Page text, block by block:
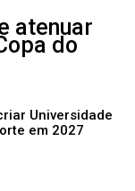
atenuar
do
Universidade
em 2027